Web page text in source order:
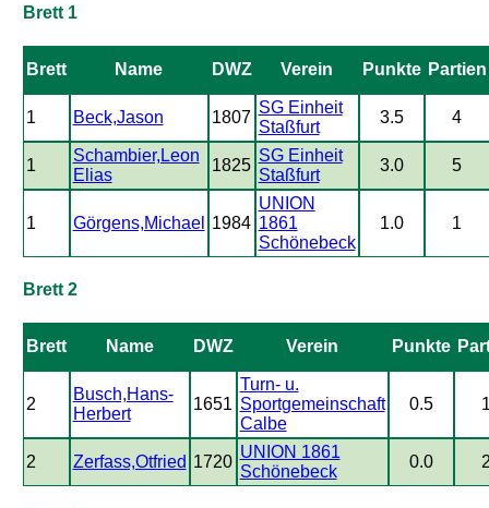
Brett 1
Brett Name DWZ Verein Punkte Partien
1 Beck,Jason 1807
SG Einheit
Staßfurt
3.5 4
1
Schambier,Leon
Elias
1825
SG Einheit
Staßfurt
3.0 5
1 Görgens,Michael 1984
UNION
1861
Schönebeck
1.0 1
Brett 2
Brett Name DWZ Verein Punkte
2
Busch,Hans-
Herbert
1651
Turn- u.
Sportgemeinschaft
Calbe
0.5
2 Zerfass,Otfried 1720
UNION 1861
Schönebeck
0.0